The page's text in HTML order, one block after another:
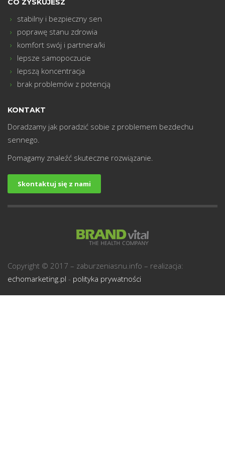
stabilny i bezpieczny sen
poprawę stanu zdrowia
komfort swój i partnera/ki
lepsze samopoczucie
lepszą koncentracja
brak problemów z potencją
KONTAKT
Doradzamy jak poradzić sobie z problemem bezdechu
sennego.
Pomagamy znaleźć skuteczne rozwiązanie.
Skontaktuj się z nami
Copyright © 2017 – zaburzeniasnu.info – realizacja:
echomarketing.pl - polityka prywatności